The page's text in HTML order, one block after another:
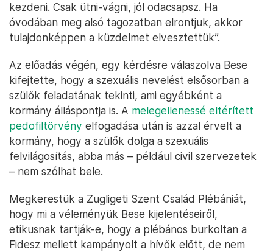
kezdeni. Csak ütni-vágni, jól odacsapsz. Ha
óvodában meg alsó tagozatban elrontjuk, akkor
tulajdonképpen a küzdelmet elvesztettük”.
Az előadás végén, egy kérdésre válaszolva Bese
kifejtette, hogy a szexuális nevelést elsősorban a
szülők feladatának tekinti, ami egyébként a
kormány álláspontja is. A melegellenessé eltérített
pedofiltörvény elfogadása után is azzal érvelt a
kormány, hogy a szülők dolga a szexuális
felvilágosítás, abba más – például civil szervezetek
– nem szólhat bele.
Megkerestük a Zugligeti Szent Család Plébániát,
hogy mi a véleményük Bese kijelentéseiről,
etikusnak tartják-e, hogy a plébános burkoltan a
Fidesz mellett kampányolt a hívők előtt, de nem